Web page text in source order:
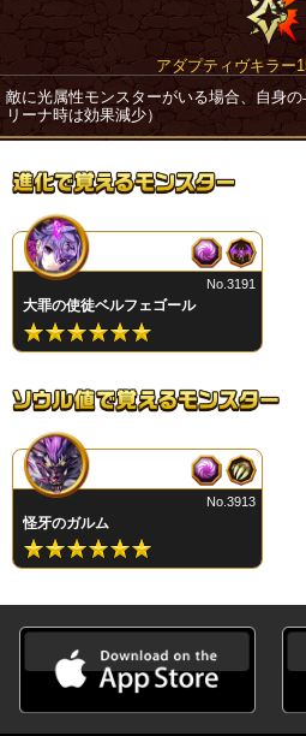
アダプティヴキラー
敵に光属性モンスターがいる場合、自身
リーナ時は効果減少）
大罪の使徒ベルフェゴール
No.3191
怪牙のガルム
No.3913